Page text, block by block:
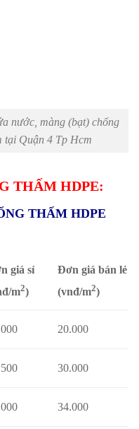
nước, màng (bạt) chống
tại Quận 4 Tp Hcm
THẤM HDPE:
THẤM HDPE
giá sỉ
m2)
Đơn giá bán lẻ
(vnđ/m2)
20.000
30.000
34.000